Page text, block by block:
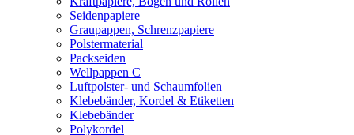
Seidenpapiere
Graupappen, Schrenzpapiere
Polstermaterial
Packseiden
Wellpappen C
Luftpolster- und Schaumfolien
Klebebänder, Kordel & Etiketten
Klebebänder
Polykordel